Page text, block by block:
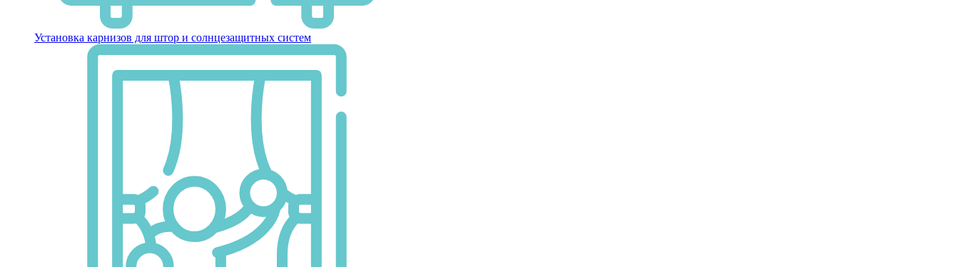
Установка карнизов для штор и солнцезащитных систем